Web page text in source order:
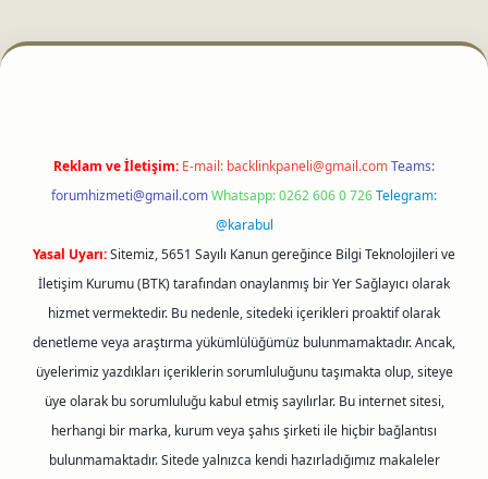
Reklam ve İletişim: E-mail: backlinkpaneli@gmail.comTeams:
forumhizmeti@gmail.comWhatsapp: 0262 606 0 726Telegram:
@karabul
Yasal Uyarı:Sitemiz, 5651 Sayılı Kanun gereğince Bilgi Teknolojileri ve
İletişim Kurumu (BTK) tarafından onaylanmış bir Yer Sağlayıcı olarak
hizmet vermektedir. Bu nedenle, sitedeki içerikleri proaktif olarak
denetleme veya araştırma yükümlülüğümüz bulunmamaktadır. Ancak,
üyelerimiz yazdıkları içeriklerin sorumluluğunu taşımakta olup, siteye
üye olarak bu sorumluluğu kabul etmiş sayılırlar. Bu internet sitesi,
herhangi bir marka, kurum veya şahıs şirketi ile hiçbir bağlantısı
bulunmamaktadır. Sitede yalnızca kendi hazırladığımız makaleler